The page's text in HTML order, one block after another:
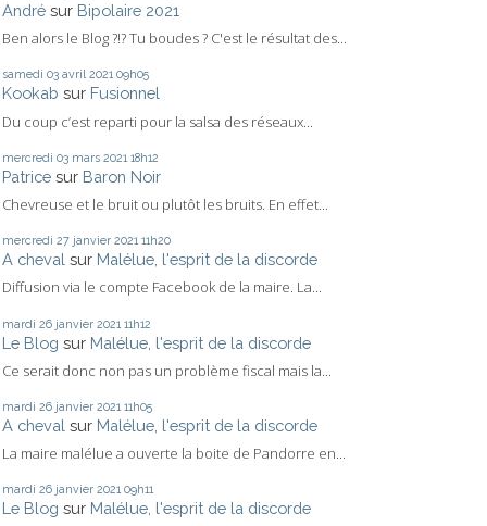
André sur Bipolaire 2021
Ben alors le Blog ?!? Tu boudes ? C'est le résultat des...
samedi 03 avril 2021 09h05
Kookab sur Fusionnel
Du coup c’est reparti pour la salsa des réseaux...
mercredi 03 mars 2021 18h12
Patrice sur Baron Noir
Chevreuse et le bruit ou plutôt les bruits. En effet...
mercredi 27 janvier 2021 11h20
A cheval sur Malélue, l'esprit de la discorde
Diffusion via le compte Facebook de la maire. La...
mardi 26 janvier 2021 11h12
Le Blog sur Malélue, l'esprit de la discorde
Ce serait donc non pas un problème fiscal mais la...
mardi 26 janvier 2021 11h05
A cheval sur Malélue, l'esprit de la discorde
La maire malélue a ouverte la boite de Pandorre en...
mardi 26 janvier 2021 09h11
Le Blog sur Malélue, l'esprit de la discorde